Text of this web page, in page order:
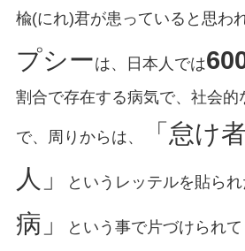
楡(にれ)君が患っていると思わ
プシーは、日本人では
割合で存在する病気で、社会的
で、周りからは、
「怠け
人」
というレッテルを貼られ
病」
という事で片づけられ